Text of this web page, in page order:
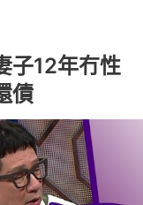
子12年冇性
債